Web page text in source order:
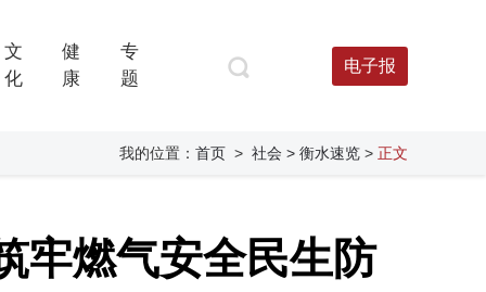
文
化
健
康
专
题
电子报
我的位置： 首页 > 社会 > 衡水速览 > 正文
牢燃气安全民生防